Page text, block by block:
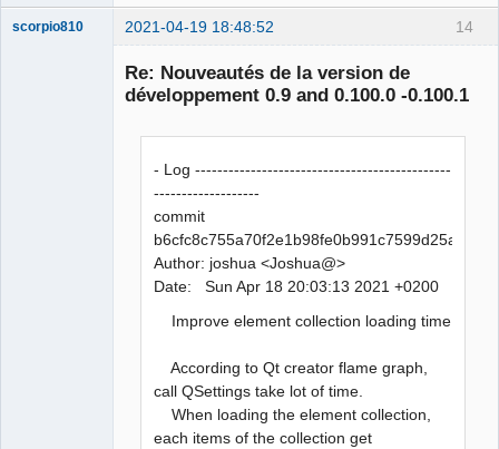
14
scorpio810 2021-04-19 18:48:52
Re: Nouveautés de la version de
développement 0.9 and 0.100.0 -0.100.1
- Log ----------------------------------------------
-------------------
commit
b6cfc8c755a70f2e1b98fe0b991c7599d25a5679
Author: joshua <Joshua@>
Date: Sun Apr 18 20:03:13 2021 +0200
Improve element collection loading time
According to Qt creator flame graph,
call QSettings take lot of time.
When loading the element collection,
each items of the collection get